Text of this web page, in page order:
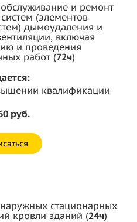
и ремонт
(элементов
дымоудаления и
включая
и проведения
работ (72ч)
квалификации
руб.
стационарных
кровли зданий (24ч)